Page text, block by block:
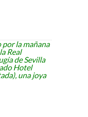
por la mañana
Real
de Sevilla
Hotel
una joya